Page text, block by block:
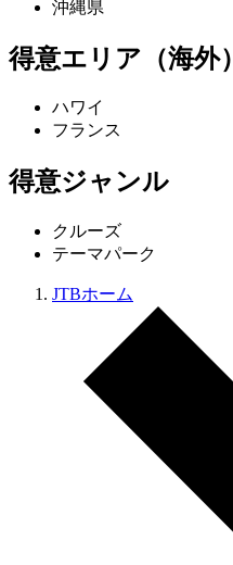
沖縄県
得意エリア（海外）
ハワイ
フランス
得意ジャンル
クルーズ
テーマパーク
JTBホーム